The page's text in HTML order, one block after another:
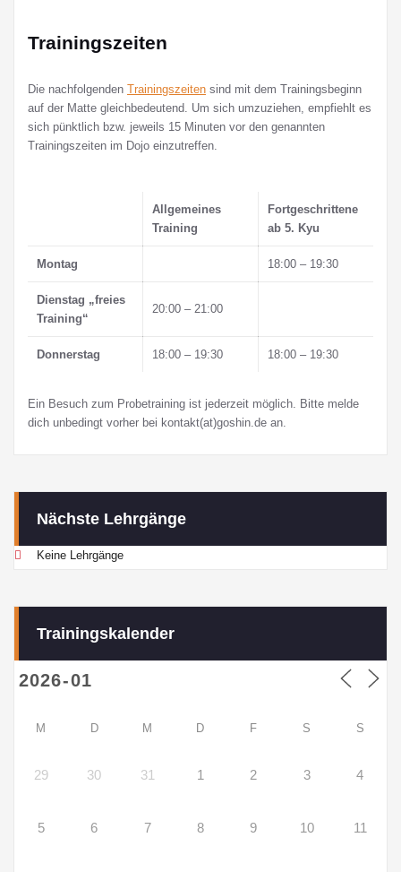
Trainingszeiten
Die nachfolgenden Trainingszeiten sind mit dem Trainingsbeginn
auf der Matte gleichbedeutend. Um sich umzuziehen, empfiehlt es
sich pünktlich bzw. jeweils 15 Minuten vor den genannten
Trainingszeiten im Dojo einzutreffen.
Allgemeines
Training
Fortgeschrittene
ab 5. Kyu
Montag 18:00 – 19:30
Dienstag „freies
Training“
20:00 – 21:00
Donnerstag 18:00 – 19:30 18:00 – 19:30
Ein Besuch zum Probetraining ist jederzeit möglich. Bitte melde
dich unbedingt vorher bei kontakt(at)goshin.de an.
Nächste Lehrgänge
Keine Lehrgänge
Trainingskalender
M D M D F S S
29 30 31 1 2 3 4
5 6 7 8 9 10 11